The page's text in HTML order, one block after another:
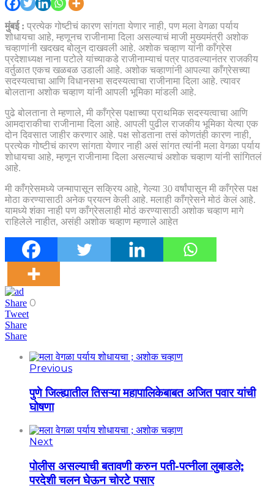
मुंबई : प्रत्येक गोष्टीचं कारण सांगता येणार नाही, पण मला वेगळा पर्याय
शोधायचा आहे, म्हणूनच राजीनामा दिला असल्याचं माजी मुख्यमंत्री अशोक
चव्हाणांनी खदखद बोलून दाखवली आहे. अशोक चव्हाण यांनी काँग्रेस
प्रदेशाध्यक्ष नाना पटोले यांच्याकडे राजीनाम्याचं पत्र पाठवल्यानंतर राजकीय
वर्तुळात एकच खळबळ उडाली आहे. अशोक चव्हाणांनी आपल्या काँग्रेसच्या
सदस्यत्वाचा आणि विधानसभा सदस्यत्वाचा राजीनामा दिला आहे. त्यावर
बोलताना अशोक चव्हाण यांनी आपली भूमिका मांडली आहे.
पुढे बोलताना ते म्हणाले, मी काँग्रेस पक्षाच्या प्राथमिक सदस्यत्वाचा आणि
आमदाराकीचा राजीनामा दिला आहे. आपली पुढील राजकीय भूमिका येत्या एक
दोन दिवसात जाहीर करणार आहे. पक्ष सोडताना तसं कोणतंही कारण नाही,
प्रत्येक गोष्टीचं कारण सांगता येणार नाही असं सांगत त्यांनी मला वेगळा पर्याय
शोधायचा आहे, म्हणून राजीनामा दिला असल्याचं अशोक चव्हाण यांनी सांगितलं
आहे.
मी काँग्रेसमध्ये जन्मापासून सक्रिय आहे, गेल्या 30 वर्षांपासून मी काँग्रेस पक्ष
मोठा करण्यासाठी अनेक प्रयत्न केली आहे. मलाही काँग्रेसने मोठं केलं आहे.
यामध्ये शंका नाही पण काँग्रेसलाही मोठं करण्यासाठी अशोक चव्हाण मागे
राहिलेले नाहीत, असंही अशोक चव्हाण म्हणाले आहेत
Share 0
Tweet
Share
Share
Previous
पुणे जिल्ह्यातील तिसऱ्या महापालिकेबाबत अजित पवार यांची
घोषणा
Next
पोलीस असल्याची बतावणी करुन पती-पत्नीला लुबाडले;
परदेशी चलन घेऊन चोरटे पसार